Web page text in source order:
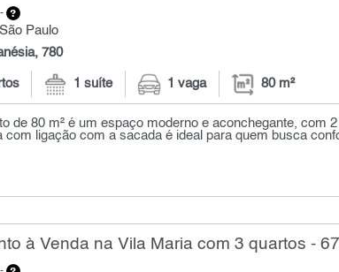
-
Paulo
780
1 suíte 1 vaga 80 m²
de 80 m² é um espaço moderno e aconchegante, com
com ligação com a sacada é ideal para quem busca
à Venda na Vila Maria com 3 quartos - 67